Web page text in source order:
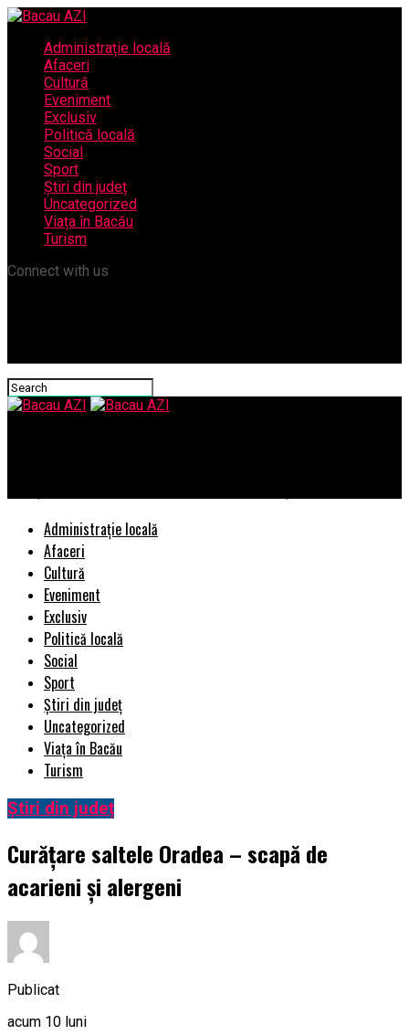
Administrație locală
Afaceri
Cultură
Eveniment
Exclusiv
Politică locală
Social
Sport
Știri din județ
Uncategorized
Viața în Bacău
Turism
Connect with us
Administrație locală
Afaceri
Cultură
Eveniment
Exclusiv
Politică locală
Social
Sport
Știri din județ
Uncategorized
Viața în Bacău
Turism
Știri din județ
Curățare saltele Oradea – scapă de
acarieni și alergeni
Publicat
acum 10 luni